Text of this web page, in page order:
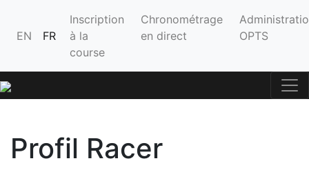
EN FR
Inscription
à la
course
Chronométrage
en direct
OPTS
Profil Racer